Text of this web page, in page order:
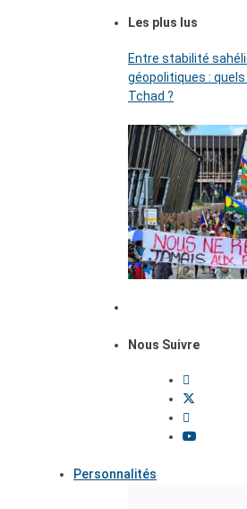
Les plus lus
Entre stabilité
géopolitiques :
Tchad ?
Nous Suivre
Personnalités